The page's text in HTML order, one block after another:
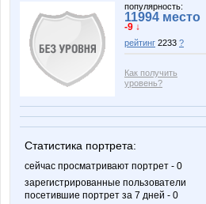
популярность:
11994 место
-9 ↓
рейтинг 2233 ?
Как получить
уровень?
Статистика портрета:
сейчас просматривают портрет - 0
зарегистрированные пользователи
посетившие портрет за 7 дней - 0